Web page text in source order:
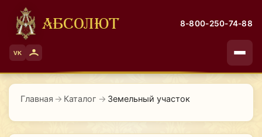
АБСОЛЮТ 8-800-250-74-88
VK
Главная → Каталог → Земельный участок